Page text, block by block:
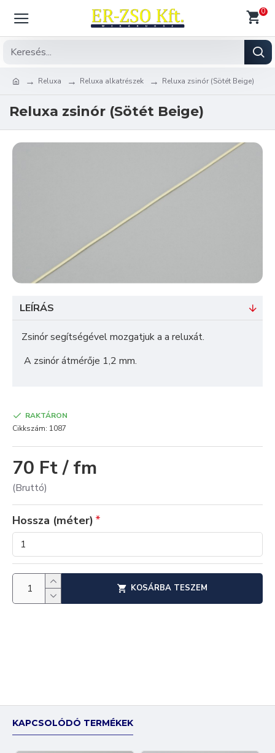
0
Reluxa Reluxa alkatrészek Reluxa zsinór (Sötét Beige)
Reluxa zsinór (Sötét Beige)
LEÍRÁS
Zsinór segítségével mozgatjuk a a reluxát.
A zsinór átmérője 1,2 mm.
70 Ft / fm
(Bruttó)
RAKTÁRON
Cikkszám: 1087
Hossza (méter)
KOSÁRBA TESZEM
KAPCSOLÓDÓ TERMÉKEK